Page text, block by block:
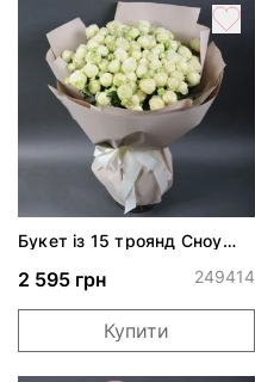
Букет із 15 троянд Сноу
2 595 грн 249414
Купити